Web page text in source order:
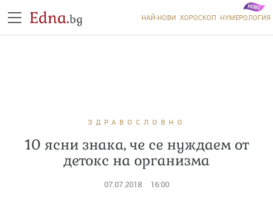
Edna.bg НАЙ-НОВИ ХОРОСКОП НУМЕРОЛОГИЯ
ЗДРАВОСЛОВНО
10 ясни знака, че се нуждаем от
детокс на организма
07.07.2018 16:00